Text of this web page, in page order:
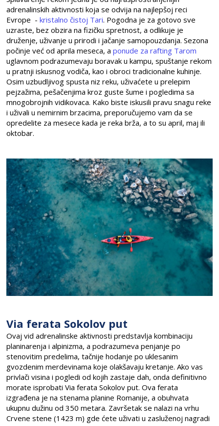
adrenalinskih aktivnosti koja se odvija na najlepšoj reci
Evrope -kristalno čistoj Tari. Pogodna je za gotovo sve
uzraste, bez obzira na fizičku spretnost, a odlikuje je
druženje, uživanje u prirodi i jačanje samopouzdanja. Sezona
počinje već od aprila meseca, aponude za rafting Tarom
uglavnom podrazumevaju boravak u kampu, spuštanje rekom
u pratnji iskusnog vodiča, kao i obroci tradicionalne kuhinje.
Osim uzbudljivog spusta niz reku, uživaćete u prelepim
pejzažima, pešačenjima kroz guste šume i pogledima sa
mnogobrojnih vidikovaca. Kako biste iskusili pravu snagu reke
i uživali u nemirnim brzacima, preporučujemo vam da se
opredelite za mesece kada je reka brža, a to su april, maj ili
oktobar.
Via ferata Sokolov put
Ovaj vid adrenalinske aktivnosti predstavlja kombinaciju
planinarenja i alpinizma, a podrazumeva penjanje po
stenovitim predelima, tačnije hodanje po uklesanim
gvozdenim merdevinama koje olakšavaju kretanje. Ako vas
privlači visina i pogledi od kojih zastaje dah, onda definitivno
morate isprobati Via ferata Sokolov put. Ova ferata
izgrađena je na stenama planine Romanije, a obuhvata
ukupnu dužinu od 350 metara. Završetak se nalazi na vrhu
Crvene stene (1423 m) gde ćete uživati u zasluženoj nagradi